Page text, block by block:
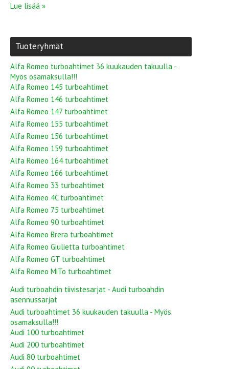
Lue lisää »
Tuoteryhmät
Alfa Romeo turboahtimet 36 kuukauden takuulla -
Myös osamaksulla!!!
Alfa Romeo 145 turboahtimet
Alfa Romeo 146 turboahtimet
Alfa Romeo 147 turboahtimet
Alfa Romeo 155 turboahtimet
Alfa Romeo 156 turboahtimet
Alfa Romeo 159 turboahtimet
Alfa Romeo 164 turboahtimet
Alfa Romeo 166 turboahtimet
Alfa Romeo 33 turboahtimet
Alfa Romeo 4C turboahtimet
Alfa Romeo 75 turboahtimet
Alfa Romeo 90 turboahtimet
Alfa Romeo Brera turboahtimet
Alfa Romeo Giulietta turboahtimet
Alfa Romeo GT turboahtimet
Alfa Romeo MiTo turboahtimet
Audi turboahdin tiivistesarjat - Audi turboahdin
asennussarjat
Audi turboahtimet 36 kuukauden takuulla - Myös
osamaksulla!!!
Audi 100 turboahtimet
Audi 200 turboahtimet
Audi 80 turboahtimet